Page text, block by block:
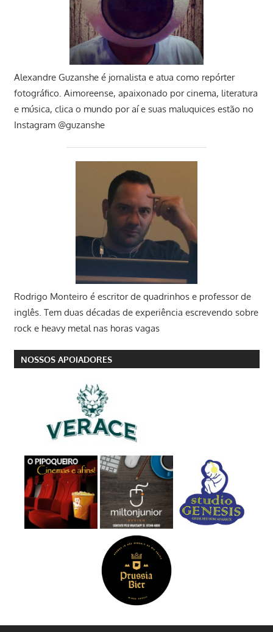
Alexandre Guzanshe é jornalista e atua como repórter
fotográfico. Aimoreense, apaixonado por cinema, literatura
e música, clica o mundo por aí e suas maluquices estão no
Instagram @guzanshe
Rodrigo Monteiro é escritor de quadrinhos e professor de
inglês. Tem duas décadas de experiência escrevendo sobre
rock e heavy metal nas horas vagas
NOSSOS APOIADORES